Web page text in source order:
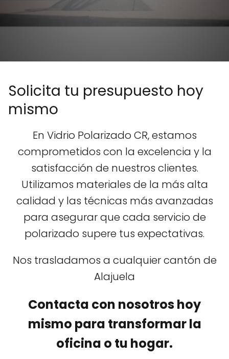
Solicita tu presupuesto hoy
mismo
En Vidrio Polarizado CR, estamos
comprometidos con la excelencia y la
satisfacción de nuestros clientes.
Utilizamos materiales de la más alta
calidad y las técnicas más avanzadas
para asegurar que cada servicio de
polarizado supere tus expectativas.
Nos trasladamos a cualquier cantón de
Alajuela
Contacta con nosotros hoy
mismo para transformar la
oficina o tu hogar.